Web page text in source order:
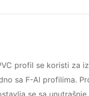
profil se koristi za
sa F-Al profilima.
se sa